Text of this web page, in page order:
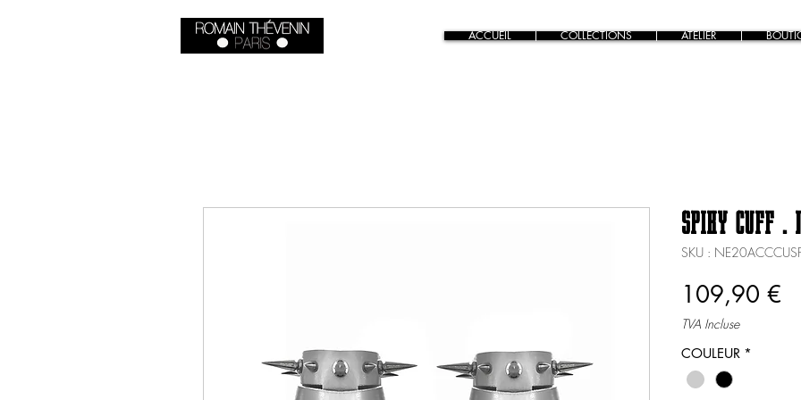
ACCUEIL COLLECTIONS ATELIER
SPIKY CUFF
SKU :
109,90 €
TVA Incluse
COULEUR *